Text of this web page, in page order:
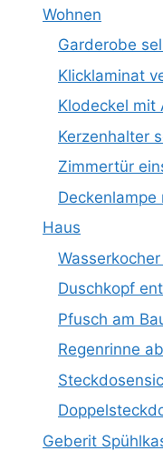
Wohnen
Garderobe
Klicklaminat
Klodeckel mit
Kerzenhalter
Zimmertür
Deckenlampe
Haus
Duschkopf
Pfusch am
Regenrinne
Geberit